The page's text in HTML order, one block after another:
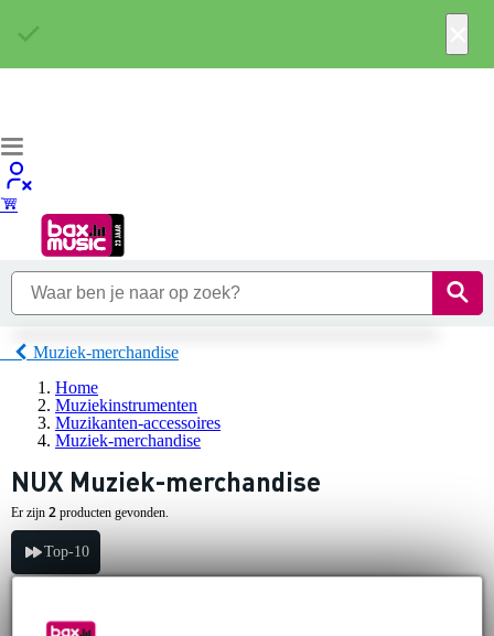
Muziek-merchandise
Home
Muziekinstrumenten
Muzikanten-accessoires
Muziek-merchandise
NUX Muziek-merchandise
Er zijn 2 producten gevonden.
Top-10